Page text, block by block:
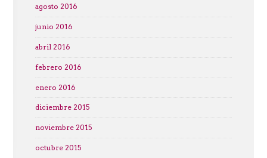
agosto 2016
junio 2016
abril 2016
febrero 2016
enero 2016
diciembre 2015
noviembre 2015
octubre 2015